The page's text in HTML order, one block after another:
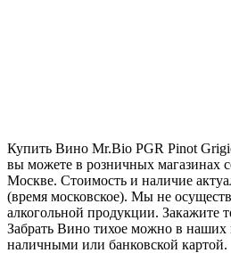
Купить Вино Mr.Bio PGR Pinot
вы можете в розничных магазинах
Москве. Стоимость и наличие
(время московское). Мы не
алкогольной продукции. Закажите
Забрать Вино тихое можно в наших
наличными или банковской картой.